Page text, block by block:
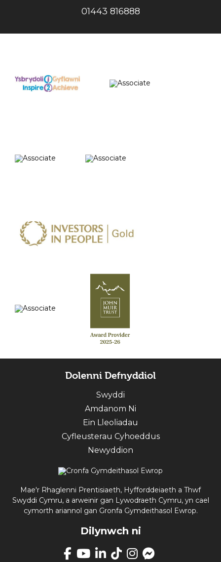
01443 816888
Dolenni Defnyddiol
Swyddi
Amdanom Ni
Ein Lleoliadau
Cyfleusterau Cyhoeddus
Newyddion
Mae'r Rhaglenni Prentisiaeth, Hyfforddeiaeth a Thwf
Swyddi Cymru, a arweinir gan Lywodraeth Cymru, yn cael
cymorth ariannol gan Gronfa Gymdeithasol Ewrop.
Dilynwch ni